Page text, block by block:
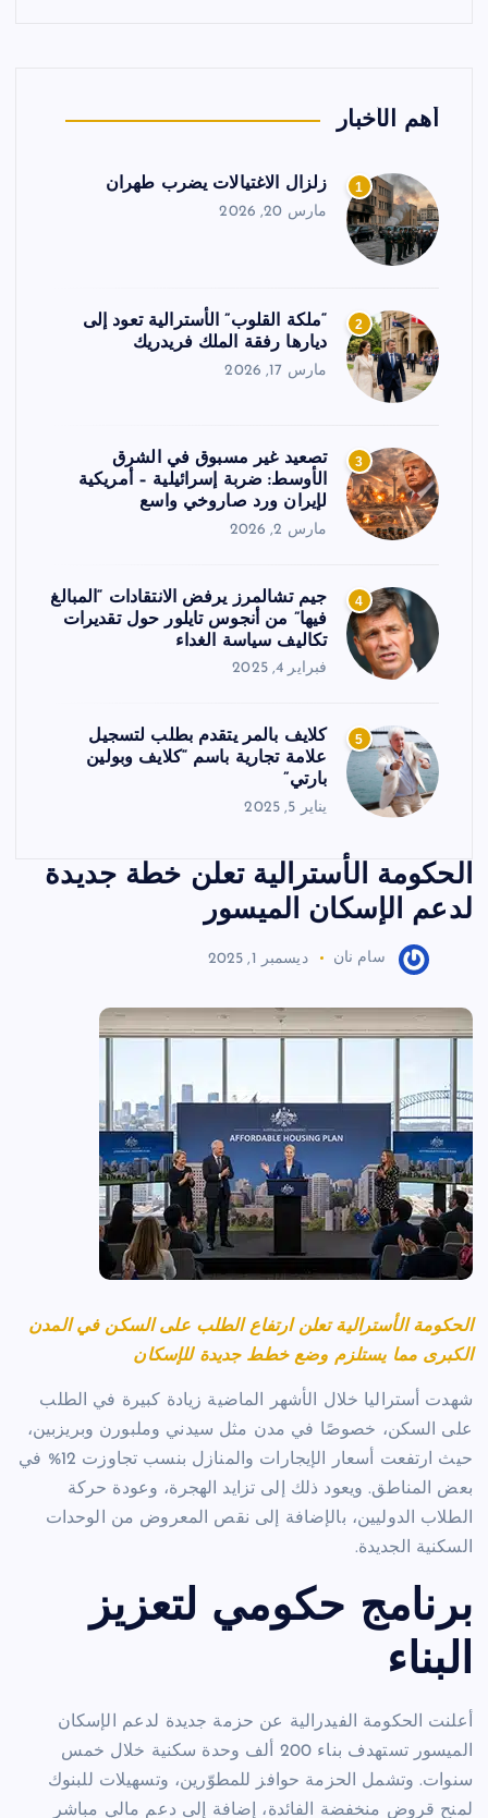
أهم الأخبار
1 زلزال الاغتيالات يضرب طهران
مارس 20, 2026
2
“ملكة القلوب” الأسترالية تعود إلى
ديارها رفقة الملك فريدريك
مارس 17, 2026
3
تصعيد غير مسبوق في الشرق
الأوسط: ضربة إسرائيلية – أمريكية
لإيران ورد صاروخي واسع
مارس 2, 2026
4
جيم تشالمرز يرفض الانتقادات “المبالغ
فيها” من أنجوس تايلور حول تقديرات
تكاليف سياسة الغداء
فبراير 4, 2025
5
كلايف بالمر يتقدم بطلب لتسجيل
علامة تجارية باسم “كلايف وبولين
بارتي”
يناير 5, 2025
الحكومة الأسترالية تعلن خطة جديدة
لدعم الإسكان الميسور
سام نان ديسمبر 1, 2025
الحكومة الأسترالية تعلن ارتفاع الطلب على السكن في المدن
الكبرى مما يستلزم وضع خطط جديدة للإسكان
شهدت أستراليا خلال الأشهر الماضية زيادة كبيرة في الطلب
على السكن، خصوصًا في مدن مثل سيدني وملبورن وبريزبين،
حيث ارتفعت أسعار الإيجارات والمنازل بنسب تجاوزت 12% في
بعض المناطق. ويعود ذلك إلى تزايد الهجرة، وعودة حركة
الطلاب الدوليين، بالإضافة إلى نقص المعروض من الوحدات
السكنية الجديدة.
برنامج حكومي لتعزيز
البناء
أعلنت الحكومة الفيدرالية عن حزمة جديدة لدعم الإسكان
الميسور تستهدف بناء 200 ألف وحدة سكنية خلال خمس
سنوات. وتشمل الحزمة حوافز للمطوّرين، وتسهيلات للبنوك
لمنح قروض منخفضة الفائدة، إضافة إلى دعم مالي مباشر